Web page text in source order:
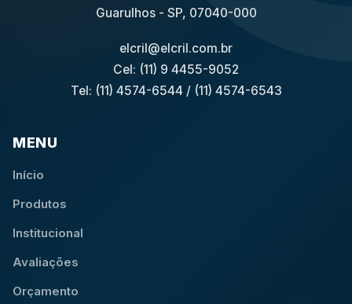
Guarulhos - SP, 07040-000
elcril@elcril.com.br
Cel: (11) 9 4455-9052
Tel: (11) 4574-6544 / (11) 4574-6543
MENU
Início
Produtos
Institucional
Avaliações
Orçamento